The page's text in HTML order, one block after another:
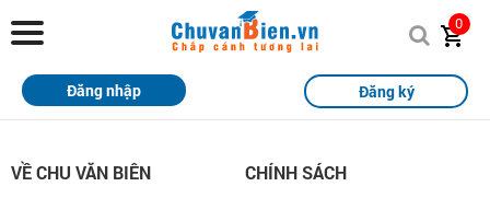
Chuvanbien.vn
Trang chủ
Khóa học
Sách
0
Đăng ký
Đăng nhập
VỀ CHU VĂN BIÊN CHÍNH SÁCH